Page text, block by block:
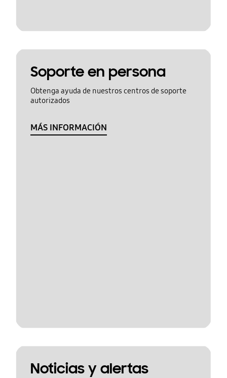
Soporte en persona
Obtenga ayuda de nuestros centros de soporte
autorizados
MÁS INFORMACIÓN
Noticias y alertas